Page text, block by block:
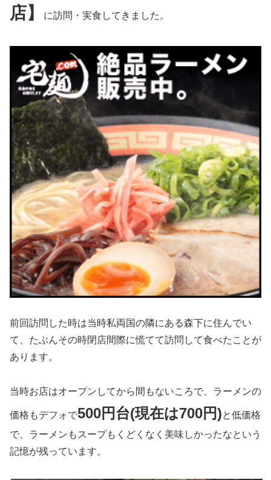
店】 に訪問・実食してきました。
前回訪問した時は当時私両国の隣にある森下に住んでい
て、たぶんその時閉店間際に慌てて訪問して食べたことが
あります。
当時お店はオープンしてから間もないころで、ラーメンの
価格もデフォで500円台(現在は700円)と低価格
で、ラーメンもスープもくどくなく美味しかったなという
記憶が残っています。